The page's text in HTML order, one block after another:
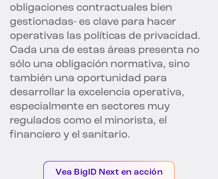
obligaciones contractuales bien
gestionadas- es clave para hacer
operativas las políticas de privacidad.
Cada una de estas áreas presenta no
sólo una obligación normativa, sino
también una oportunidad para
desarrollar la excelencia operativa,
especialmente en sectores muy
regulados como el minorista, el
financiero y el sanitario.
Vea BigID Next en acción